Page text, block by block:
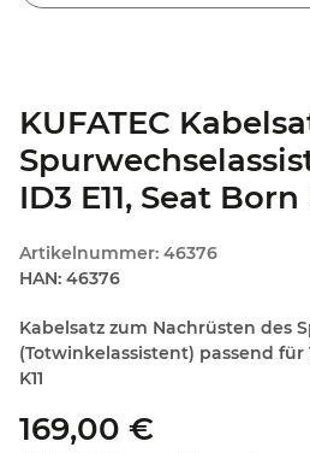
KUFATEC
ID3 E11, Seat Born
Artikelnummer: 46376
HAN: 46376
Kabelsatz zum Nachrüsten des
(Totwinkelassistent) passend für
K11
169,00 €